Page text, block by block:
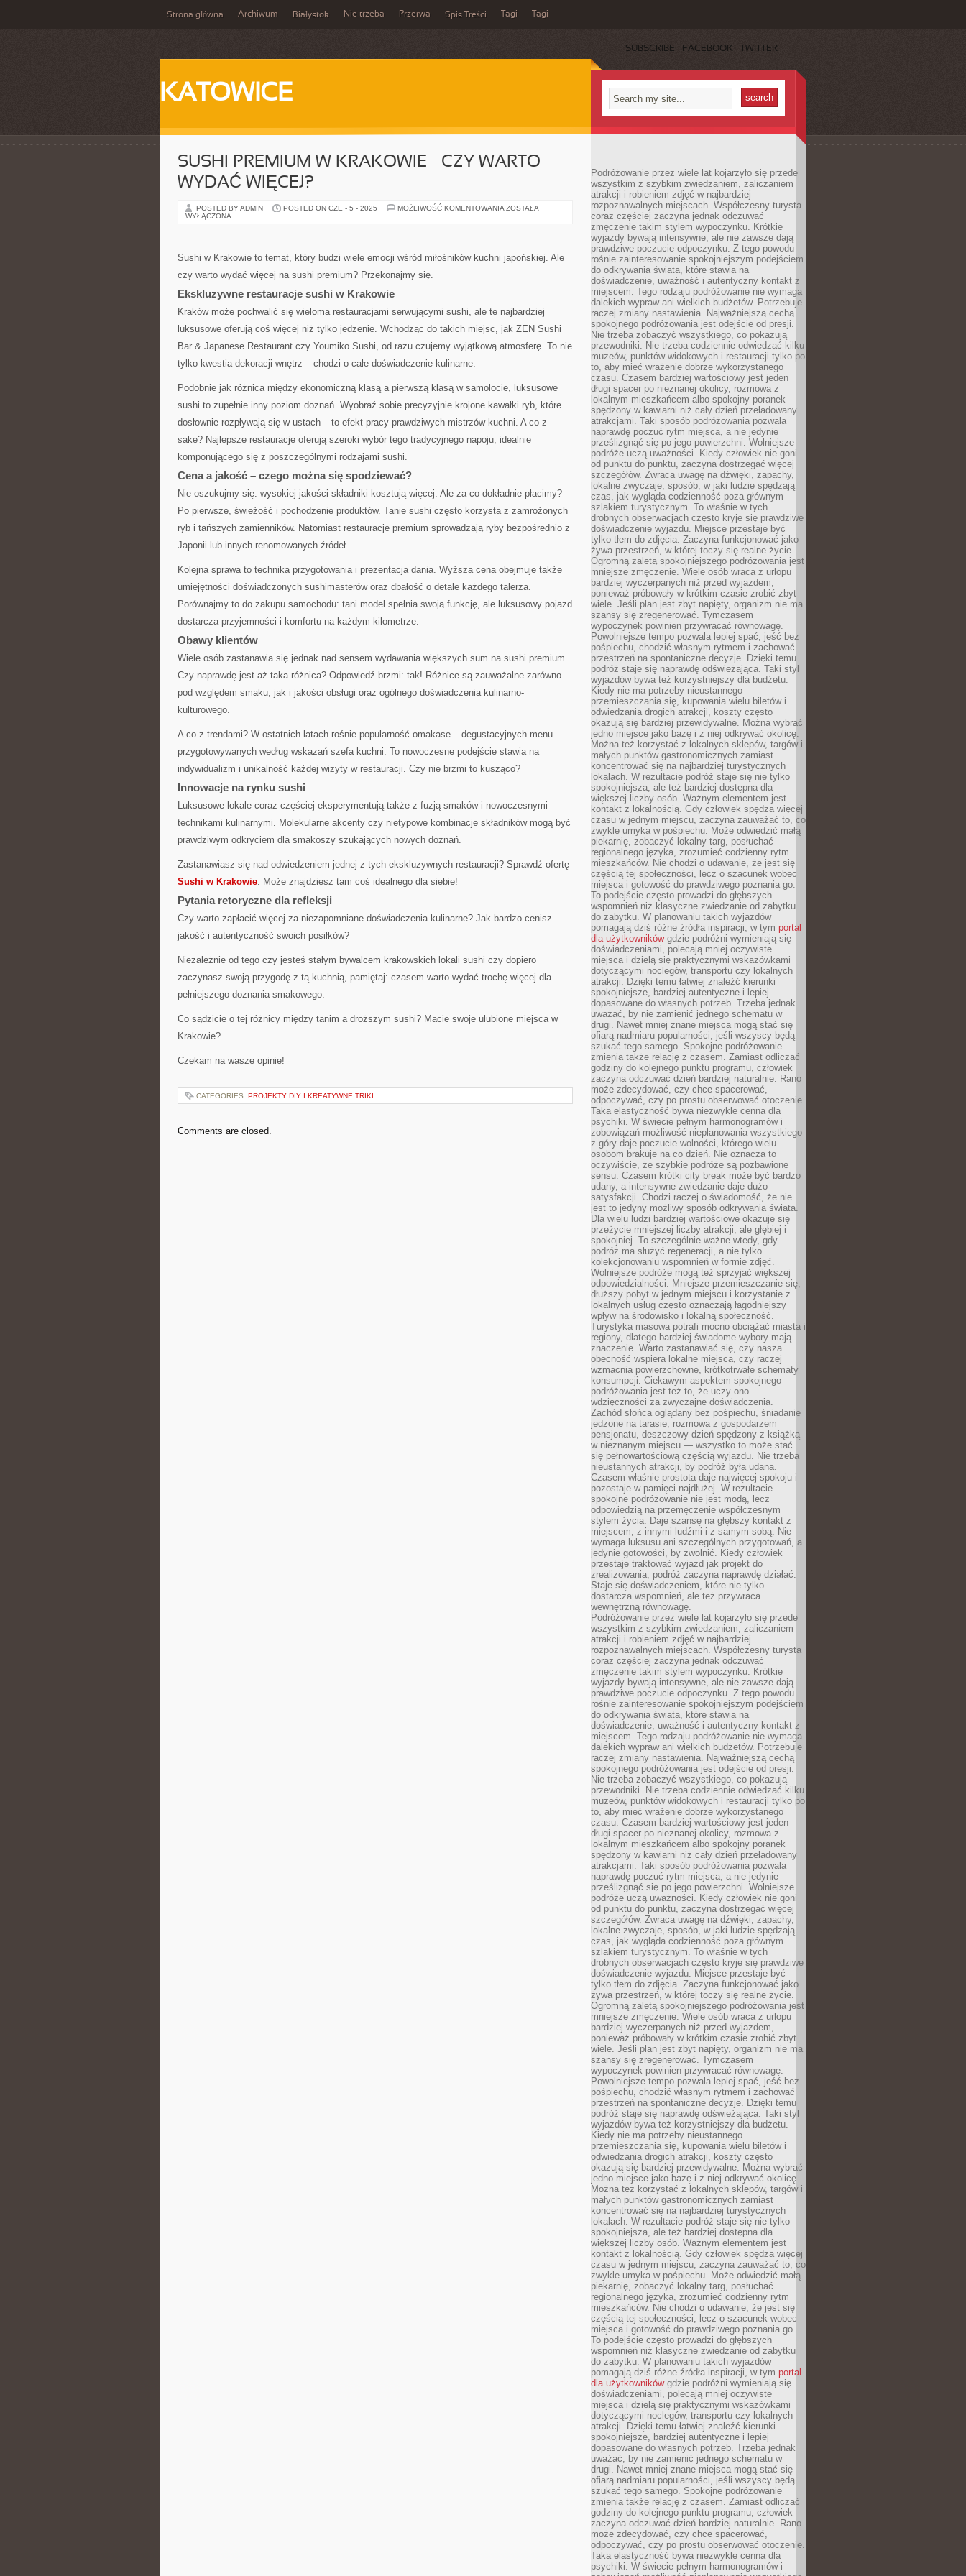
Strona główna Archiwum Białystok Nie trzeba Przerwa Spis Treści Tagi Tagi
SUBSCRIBE FACEBOOK TWITTER
KATOWICE
SUSHI PREMIUM W KRAKOWIE – CZY WARTO
WYDAĆ WIĘCEJ?
POSTED BY ADMIN POSTED ON CZE - 5 - 2025 MOŻLIWOŚĆ KOMENTOWANIA SUSHI
WARTO
WYDAĆ
ZOSTAŁA
WYŁĄCZONA
Sushi w Krakowie to temat, który budzi wiele emocji wśród miłośników kuchni japońskiej. Ale
czy warto wydać więcej na sushi premium? Przekonajmy się.
Ekskluzywne restauracje sushi w Krakowie
Kraków może pochwalić się wieloma restauracjami serwującymi sushi, ale te najbardziej
luksusowe oferują coś więcej niż tylko jedzenie. Wchodząc do takich miejsc, jak ZEN Sushi
Bar & Japanese Restaurant czy Youmiko Sushi, od razu czujemy wyjątkową atmosferę. To nie
tylko kwestia dekoracji wnętrz – chodzi o całe doświadczenie kulinarne.
Podobnie jak różnica między ekonomiczną klasą a pierwszą klasą w samolocie, luksusowe
sushi to zupełnie inny poziom doznań. Wyobraź sobie precyzyjnie krojone kawałki ryb, które
dosłownie rozpływają się w ustach – to efekt pracy prawdziwych mistrzów kuchni. A co z
sake? Najlepsze restauracje oferują szeroki wybór tego tradycyjnego napoju, idealnie
komponującego się z poszczególnymi rodzajami sushi.
Cena a jakość – czego można się spodziewać?
Nie oszukujmy się: wysokiej jakości składniki kosztują więcej. Ale za co dokładnie płacimy?
Po pierwsze, świeżość i pochodzenie produktów. Tanie sushi często korzysta z zamrożonych
ryb i tańszych zamienników. Natomiast restauracje premium sprowadzają ryby bezpośrednio z
Japonii lub innych renomowanych źródeł.
Kolejna sprawa to technika przygotowania i prezentacja dania. Wyższa cena obejmuje także
umiejętności doświadczonych sushimasterów oraz dbałość o detale każdego talerza.
Porównajmy to do zakupu samochodu: tani model spełnia swoją funkcję, ale luksusowy pojazd
dostarcza przyjemności i komfortu na każdym kilometrze.
Obawy klientów
Wiele osób zastanawia się jednak nad sensem wydawania większych sum na sushi premium.
Czy naprawdę jest aż taka różnica? Odpowiedź brzmi: tak! Różnice są zauważalne zarówno
pod względem smaku, jak i jakości obsługi oraz ogólnego doświadczenia kulinarno-
kulturowego.
A co z trendami? W ostatnich latach rośnie popularność omakase – degustacyjnych menu
przygotowywanych według wskazań szefa kuchni. To nowoczesne podejście stawia na
indywidualizm i unikalność każdej wizyty w restauracji. Czy nie brzmi to kusząco?
Innowacje na rynku sushi
Luksusowe lokale coraz częściej eksperymentują także z fuzją smaków i nowoczesnymi
technikami kulinarnymi. Molekularne akcenty czy nietypowe kombinacje składników mogą być
prawdziwym odkryciem dla smakoszy szukających nowych doznań.
Zastanawiasz się nad odwiedzeniem jednej z tych ekskluzywnych restauracji? Sprawdź ofertę
Sushi w Krakowie. Może znajdziesz tam coś idealnego dla siebie!
Pytania retoryczne dla refleksji
Czy warto zapłacić więcej za niezapomniane doświadczenia kulinarne? Jak bardzo cenisz
jakość i autentyczność swoich posiłków?
Niezależnie od tego czy jesteś stałym bywalcem krakowskich lokali sushi czy dopiero
zaczynasz swoją przygodę z tą kuchnią, pamiętaj: czasem warto wydać trochę więcej dla
pełniejszego doznania smakowego.
Co sądzicie o tej różnicy między tanim a droższym sushi? Macie swoje ulubione miejsca w
Krakowie?
Czekam na wasze opinie!
CATEGORIES: PROJEKTY DIY I KREATYWNE TRIKI
Comments are closed.
Podróżowanie przez wiele lat kojarzyło się przede
wszystkim z szybkim zwiedzaniem, zaliczaniem
atrakcji i robieniem zdjęć w najbardziej
rozpoznawalnych miejscach. Współczesny turysta
coraz częściej zaczyna jednak odczuwać
zmęczenie takim stylem wypoczynku. Krótkie
wyjazdy bywają intensywne, ale nie zawsze dają
prawdziwe poczucie odpoczynku. Z tego powodu
rośnie zainteresowanie spokojniejszym podejściem
do odkrywania świata, które stawia na
doświadczenie, uważność i autentyczny kontakt z
miejscem. Tego rodzaju podróżowanie nie wymaga
dalekich wypraw ani wielkich budżetów. Potrzebuje
raczej zmiany nastawienia. Najważniejszą cechą
spokojnego podróżowania jest odejście od presji.
Nie trzeba zobaczyć wszystkiego, co pokazują
przewodniki. Nie trzeba codziennie odwiedzać kilku
muzeów, punktów widokowych i restauracji tylko po
to, aby mieć wrażenie dobrze wykorzystanego
czasu. Czasem bardziej wartościowy jest jeden
długi spacer po nieznanej okolicy, rozmowa z
lokalnym mieszkańcem albo spokojny poranek
spędzony w kawiarni niż cały dzień przeładowany
atrakcjami. Taki sposób podróżowania pozwala
naprawdę poczuć rytm miejsca, a nie jedynie
prześlizgnąć się po jego powierzchni. Wolniejsze
podróże uczą uważności. Kiedy człowiek nie goni
od punktu do punktu, zaczyna dostrzegać więcej
szczegółów. Zwraca uwagę na dźwięki, zapachy,
lokalne zwyczaje, sposób, w jaki ludzie spędzają
czas, jak wygląda codzienność poza głównym
szlakiem turystycznym. To właśnie w tych
drobnych obserwacjach często kryje się prawdziwe
doświadczenie wyjazdu. Miejsce przestaje być
tylko tłem do zdjęcia. Zaczyna funkcjonować jako
żywa przestrzeń, w której toczy się realne życie.
Ogromną zaletą spokojniejszego podróżowania jest
mniejsze zmęczenie. Wiele osób wraca z urlopu
bardziej wyczerpanych niż przed wyjazdem,
ponieważ próbowały w krótkim czasie zrobić zbyt
wiele. Jeśli plan jest zbyt napięty, organizm nie ma
szansy się zregenerować. Tymczasem
wypoczynek powinien przywracać równowagę.
Powolniejsze tempo pozwala lepiej spać, jeść bez
pośpiechu, chodzić własnym rytmem i zachować
przestrzeń na spontaniczne decyzje. Dzięki temu
podróż staje się naprawdę odświeżająca. Taki styl
wyjazdów bywa też korzystniejszy dla budżetu.
Kiedy nie ma potrzeby nieustannego
przemieszczania się, kupowania wielu biletów i
odwiedzania drogich atrakcji, koszty często
okazują się bardziej przewidywalne. Można wybrać
jedno miejsce jako bazę i z niej odkrywać okolicę.
Można też korzystać z lokalnych sklepów, targów i
małych punktów gastronomicznych zamiast
koncentrować się na najbardziej turystycznych
lokalach. W rezultacie podróż staje się nie tylko
spokojniejsza, ale też bardziej dostępna dla
większej liczby osób. Ważnym elementem jest
kontakt z lokalnością. Gdy człowiek spędza więcej
czasu w jednym miejscu, zaczyna zauważać to, co
zwykle umyka w pośpiechu. Może odwiedzić małą
piekarnię, zobaczyć lokalny targ, posłuchać
regionalnego języka, zrozumieć codzienny rytm
mieszkańców. Nie chodzi o udawanie, że jest się
częścią tej społeczności, lecz o szacunek wobec
miejsca i gotowość do prawdziwego poznania go.
To podejście często prowadzi do głębszych
wspomnień niż klasyczne zwiedzanie od zabytku
do zabytku. W planowaniu takich wyjazdów
pomagają dziś różne źródła inspiracji, w tym portal
dla użytkownikówgdzie podróżni wymieniają się
doświadczeniami, polecają mniej oczywiste
miejsca i dzielą się praktycznymi wskazówkami
dotyczącymi noclegów, transportu czy lokalnych
atrakcji. Dzięki temu łatwiej znaleźć kierunki
spokojniejsze, bardziej autentyczne i lepiej
dopasowane do własnych potrzeb. Trzeba jednak
uważać, by nie zamienić jednego schematu w
drugi. Nawet mniej znane miejsca mogą stać się
ofiarą nadmiaru popularności, jeśli wszyscy będą
szukać tego samego. Spokojne podróżowanie
zmienia także relację z czasem. Zamiast odliczać
godziny do kolejnego punktu programu, człowiek
zaczyna odczuwać dzień bardziej naturalnie. Rano
może zdecydować, czy chce spacerować,
odpoczywać, czy po prostu obserwować otoczenie.
Taka elastyczność bywa niezwykle cenna dla
psychiki. W świecie pełnym harmonogramów i
zobowiązań możliwość nieplanowania wszystkiego
z góry daje poczucie wolności, którego wielu
osobom brakuje na co dzień. Nie oznacza to
oczywiście, że szybkie podróże są pozbawione
sensu. Czasem krótki city break może być bardzo
udany, a intensywne zwiedzanie daje dużo
satysfakcji. Chodzi raczej o świadomość, że nie
jest to jedyny możliwy sposób odkrywania świata.
Dla wielu ludzi bardziej wartościowe okazuje się
przeżycie mniejszej liczby atrakcji, ale głębiej i
spokojniej. To szczególnie ważne wtedy, gdy
podróż ma służyć regeneracji, a nie tylko
kolekcjonowaniu wspomnień w formie zdjęć.
Wolniejsze podróże mogą też sprzyjać większej
odpowiedzialności. Mniejsze przemieszczanie się,
dłuższy pobyt w jednym miejscu i korzystanie z
lokalnych usług często oznaczają łagodniejszy
wpływ na środowisko i lokalną społeczność.
Turystyka masowa potrafi mocno obciążać miasta i
regiony, dlatego bardziej świadome wybory mają
znaczenie. Warto zastanawiać się, czy nasza
obecność wspiera lokalne miejsca, czy raczej
wzmacnia powierzchowne, krótkotrwałe schematy
konsumpcji. Ciekawym aspektem spokojnego
podróżowania jest też to, że uczy ono
wdzięczności za zwyczajne doświadczenia.
Zachód słońca oglądany bez pośpiechu, śniadanie
jedzone na tarasie, rozmowa z gospodarzem
pensjonatu, deszczowy dzień spędzony z książką
w nieznanym miejscu — wszystko to może stać
się pełnowartościową częścią wyjazdu. Nie trzeba
nieustannych atrakcji, by podróż była udana.
Czasem właśnie prostota daje najwięcej spokoju i
pozostaje w pamięci najdłużej. W rezultacie
spokojne podróżowanie nie jest modą, lecz
odpowiedzią na przemęczenie współczesnym
stylem życia. Daje szansę na głębszy kontakt z
miejscem, z innymi ludźmi i z samym sobą. Nie
wymaga luksusu ani szczególnych przygotowań, a
jedynie gotowości, by zwolnić. Kiedy człowiek
przestaje traktować wyjazd jak projekt do
zrealizowania, podróż zaczyna naprawdę działać.
Staje się doświadczeniem, które nie tylko
dostarcza wspomnień, ale też przywraca
wewnętrzną równowagę.
Podróżowanie przez wiele lat kojarzyło się przede
wszystkim z szybkim zwiedzaniem, zaliczaniem
atrakcji i robieniem zdjęć w najbardziej
rozpoznawalnych miejscach. Współczesny turysta
coraz częściej zaczyna jednak odczuwać
zmęczenie takim stylem wypoczynku. Krótkie
wyjazdy bywają intensywne, ale nie zawsze dają
prawdziwe poczucie odpoczynku. Z tego powodu
rośnie zainteresowanie spokojniejszym podejściem
do odkrywania świata, które stawia na
doświadczenie, uważność i autentyczny kontakt z
miejscem. Tego rodzaju podróżowanie nie wymaga
dalekich wypraw ani wielkich budżetów. Potrzebuje
raczej zmiany nastawienia. Najważniejszą cechą
spokojnego podróżowania jest odejście od presji.
Nie trzeba zobaczyć wszystkiego, co pokazują
przewodniki. Nie trzeba codziennie odwiedzać kilku
muzeów, punktów widokowych i restauracji tylko po
to, aby mieć wrażenie dobrze wykorzystanego
czasu. Czasem bardziej wartościowy jest jeden
długi spacer po nieznanej okolicy, rozmowa z
lokalnym mieszkańcem albo spokojny poranek
spędzony w kawiarni niż cały dzień przeładowany
atrakcjami. Taki sposób podróżowania pozwala
naprawdę poczuć rytm miejsca, a nie jedynie
prześlizgnąć się po jego powierzchni. Wolniejsze
podróże uczą uważności. Kiedy człowiek nie goni
od punktu do punktu, zaczyna dostrzegać więcej
szczegółów. Zwraca uwagę na dźwięki, zapachy,
lokalne zwyczaje, sposób, w jaki ludzie spędzają
czas, jak wygląda codzienność poza głównym
szlakiem turystycznym. To właśnie w tych
drobnych obserwacjach często kryje się prawdziwe
doświadczenie wyjazdu. Miejsce przestaje być
tylko tłem do zdjęcia. Zaczyna funkcjonować jako
żywa przestrzeń, w której toczy się realne życie.
Ogromną zaletą spokojniejszego podróżowania jest
mniejsze zmęczenie. Wiele osób wraca z urlopu
bardziej wyczerpanych niż przed wyjazdem,
ponieważ próbowały w krótkim czasie zrobić zbyt
wiele. Jeśli plan jest zbyt napięty, organizm nie ma
szansy się zregenerować. Tymczasem
wypoczynek powinien przywracać równowagę.
Powolniejsze tempo pozwala lepiej spać, jeść bez
pośpiechu, chodzić własnym rytmem i zachować
przestrzeń na spontaniczne decyzje. Dzięki temu
podróż staje się naprawdę odświeżająca. Taki styl
wyjazdów bywa też korzystniejszy dla budżetu.
Kiedy nie ma potrzeby nieustannego
przemieszczania się, kupowania wielu biletów i
odwiedzania drogich atrakcji, koszty często
okazują się bardziej przewidywalne. Można wybrać
jedno miejsce jako bazę i z niej odkrywać okolicę.
Można też korzystać z lokalnych sklepów, targów i
małych punktów gastronomicznych zamiast
koncentrować się na najbardziej turystycznych
lokalach. W rezultacie podróż staje się nie tylko
spokojniejsza, ale też bardziej dostępna dla
większej liczby osób. Ważnym elementem jest
kontakt z lokalnością. Gdy człowiek spędza więcej
czasu w jednym miejscu, zaczyna zauważać to, co
zwykle umyka w pośpiechu. Może odwiedzić małą
piekarnię, zobaczyć lokalny targ, posłuchać
regionalnego języka, zrozumieć codzienny rytm
mieszkańców. Nie chodzi o udawanie, że jest się
częścią tej społeczności, lecz o szacunek wobec
miejsca i gotowość do prawdziwego poznania go.
To podejście często prowadzi do głębszych
wspomnień niż klasyczne zwiedzanie od zabytku
do zabytku. W planowaniu takich wyjazdów
pomagają dziś różne źródła inspiracji, w tym portal
dla użytkownikówgdzie podróżni wymieniają się
doświadczeniami, polecają mniej oczywiste
miejsca i dzielą się praktycznymi wskazówkami
dotyczącymi noclegów, transportu czy lokalnych
atrakcji. Dzięki temu łatwiej znaleźć kierunki
spokojniejsze, bardziej autentyczne i lepiej
dopasowane do własnych potrzeb. Trzeba jednak
uważać, by nie zamienić jednego schematu w
drugi. Nawet mniej znane miejsca mogą stać się
ofiarą nadmiaru popularności, jeśli wszyscy będą
szukać tego samego. Spokojne podróżowanie
zmienia także relację z czasem. Zamiast odliczać
godziny do kolejnego punktu programu, człowiek
zaczyna odczuwać dzień bardziej naturalnie. Rano
może zdecydować, czy chce spacerować,
odpoczywać, czy po prostu obserwować otoczenie.
Taka elastyczność bywa niezwykle cenna dla
psychiki. W świecie pełnym harmonogramów i